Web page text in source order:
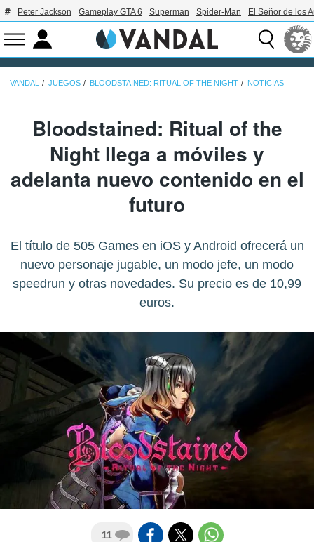
Peter Jackson Gameplay GTA 6 Superman Spider-Man El Señor de los
VANDAL JUEGOS BLOODSTAINED: RITUAL OF THE NIGHT NOTICIAS
Bloodstained: Ritual of the
Night llega a móviles y
adelanta nuevo contenido en el
futuro
El título de 505 Games en iOS y Android ofrecerá un
nuevo personaje jugable, un modo jefe, un modo
speedrun y otras novedades. Su precio es de 10,99
euros.
11